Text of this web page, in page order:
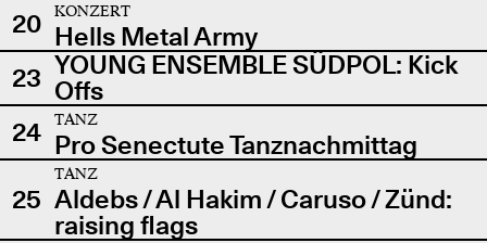
20
KONZERT
Hells Metal Army
23 YOUNG ENSEMBLE SÜDPOL: Kick
Offs
24
TANZ
Pro Senectute Tanznachmittag
25
TANZ
Aldebs / Al Hakim / Caruso / Zünd:
raising flags